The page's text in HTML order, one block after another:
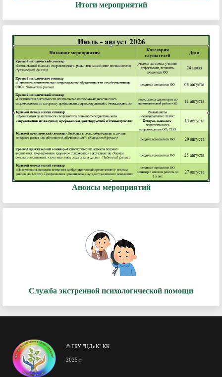
Итоги мероприятий
Анонсы мероприятий
Служба экстренной психологической помощи
© ГБУ "ЦДиК" КК
2025 г.